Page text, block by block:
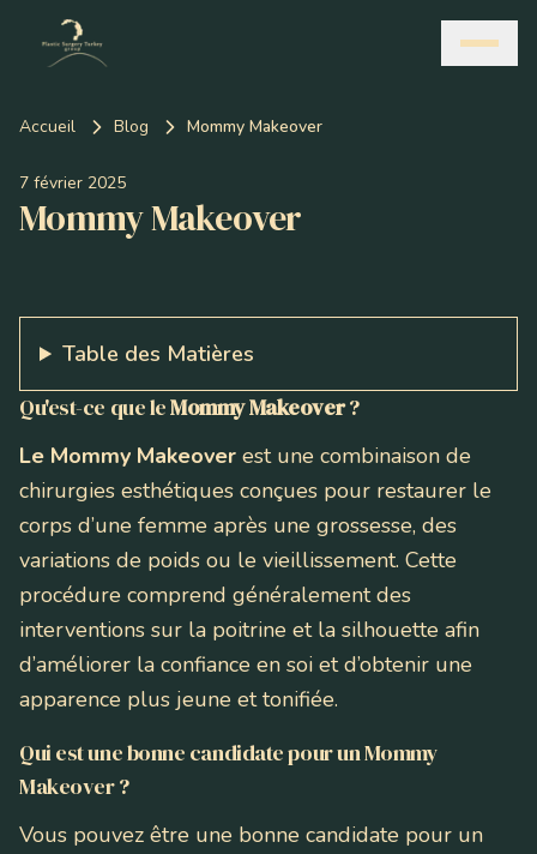
Accueil Blog Mommy Makeover
7 février 2025
Mommy Makeover
Table des Matières
Qu'est-ce que leMommy Makeover?
Le Mommy Makeover est une combinaison de
chirurgies esthétiques conçues pour restaurer le
corps d’une femme après une grossesse, des
variations de poids ou le vieillissement. Cette
procédure comprend généralement des
interventions sur la poitrine et la silhouette afin
d’améliorer la confiance en soi et d’obtenir une
apparence plus jeune et tonifiée.
Qui est une bonne candidate pour un Mommy
Makeover ?
Vous pouvez être une bonne candidate pour un